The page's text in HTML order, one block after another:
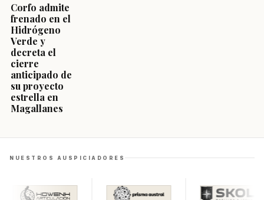
Corfo admite
frenado en el
Hidrógeno
Verde y
decreta el
cierre
anticipado de
su proyecto
estrella en
Magallanes
NUESTROS AUSPICIADORES